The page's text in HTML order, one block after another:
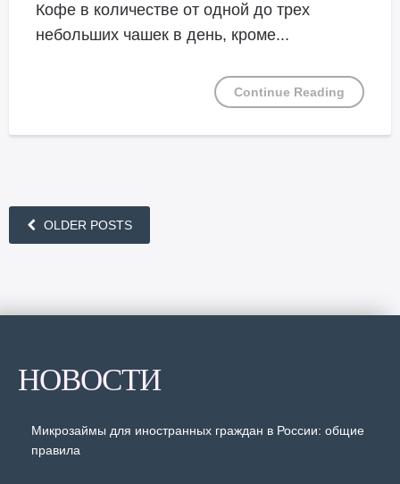
Кофе в количестве от одной до трех
небольших чашек в день, кроме...
Continue Reading
OLDER POSTS
НОВОСТИ
Микрозаймы для иностранных граждан в России: общие
правила